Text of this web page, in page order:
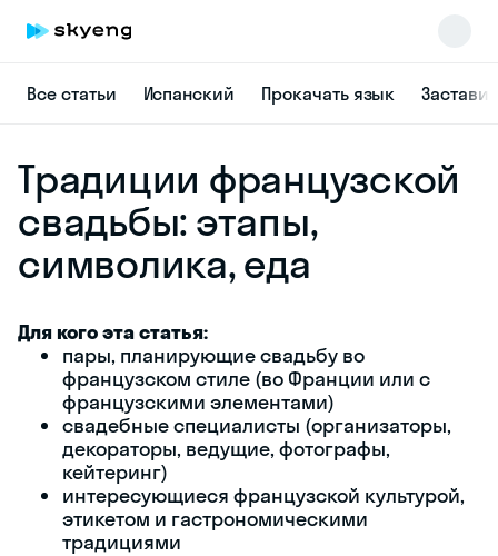
Все статьи Испанский Прокачать язык
Традиции французской
свадьбы: этапы,
символика, еда
Для кого эта статья:
пары, планирующие свадьбу во
французском стиле (во Франции или с
французскими элементами)
свадебные специалисты (организаторы,
декораторы, ведущие, фотографы,
кейтеринг)
интересующиеся французской культурой,
этикетом и гастрономическими
традициями
Skyeng Chat
online